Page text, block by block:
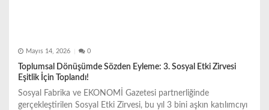
Mayıs 14, 2026 0
Toplumsal Dönüşümde Sözden Eyleme: 3. Sosyal Etki Zirvesi
Eşitlik İçin Toplandı!
Sosyal Fabrika ve EKONOMİ Gazetesi partnerliğinde
gerçekleştirilen Sosyal Etki Zirvesi, bu yıl 3 bini aşkın katılımcıyı